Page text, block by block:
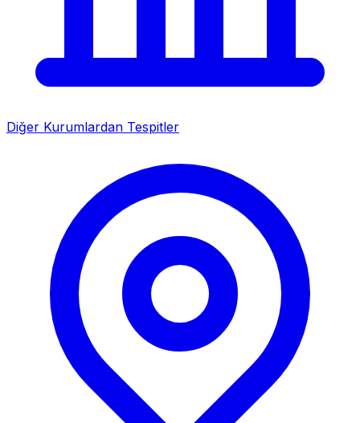
Diğer Kurumlardan Tespitler